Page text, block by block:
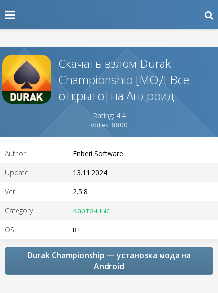
Скачать взлом Durak
Championship [МОД Все
открыто] на Андроид
Rating: 4.4
Votes: 8800
Author Enberi Software
Update 13.11.2024
Ver. 2.5.8
Category Карточные
OS 8+
Durak Championship — установка мода на
Android